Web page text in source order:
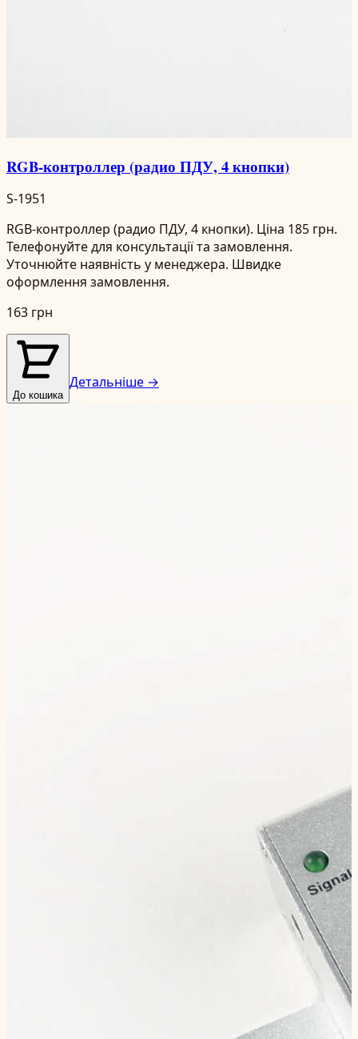
RGB-контроллер (радио ПДУ, 4 кнопки)
S-1951
RGB-контроллер (радио ПДУ, 4 кнопки). Ціна 185 грн.
Телефонуйте для консультації та замовлення.
Уточнюйте наявність у менеджера. Швидке
оформлення замовлення.
163 грн
До кошика
Детальніше →